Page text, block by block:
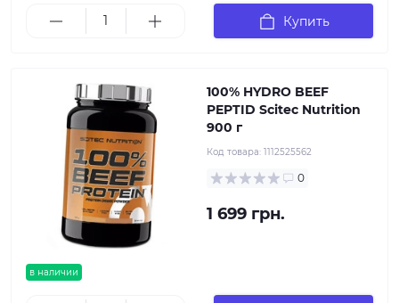
Купить
в наличии
100% HYDRO BEEF
PEPTID Scitec Nutrition
900 г
Код товара: 1112525562
0
1 699 грн.